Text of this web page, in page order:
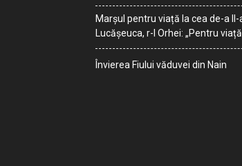
Marșul pentru viață la cea de-a II-
Lucășeuca, r-l Orhei: „Pentru
Învierea Fiului văduvei din Nain